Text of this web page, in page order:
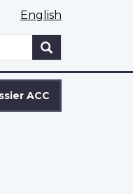
English
ACC